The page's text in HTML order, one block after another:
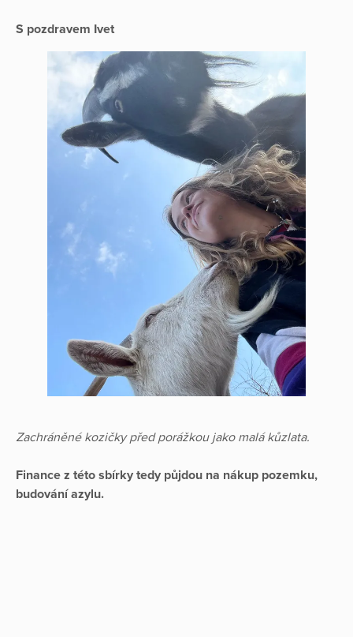
S pozdravem Ivet
Zachráněné kozičky před porážkou jako malá kůzlata.
Finance z této sbírky tedy půjdou na nákup pozemku,
budování azylu.